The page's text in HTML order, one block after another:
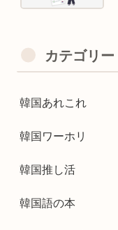
カテゴリー
韓国あれこれ
韓国ワーホリ
韓国推し活
韓国語の本